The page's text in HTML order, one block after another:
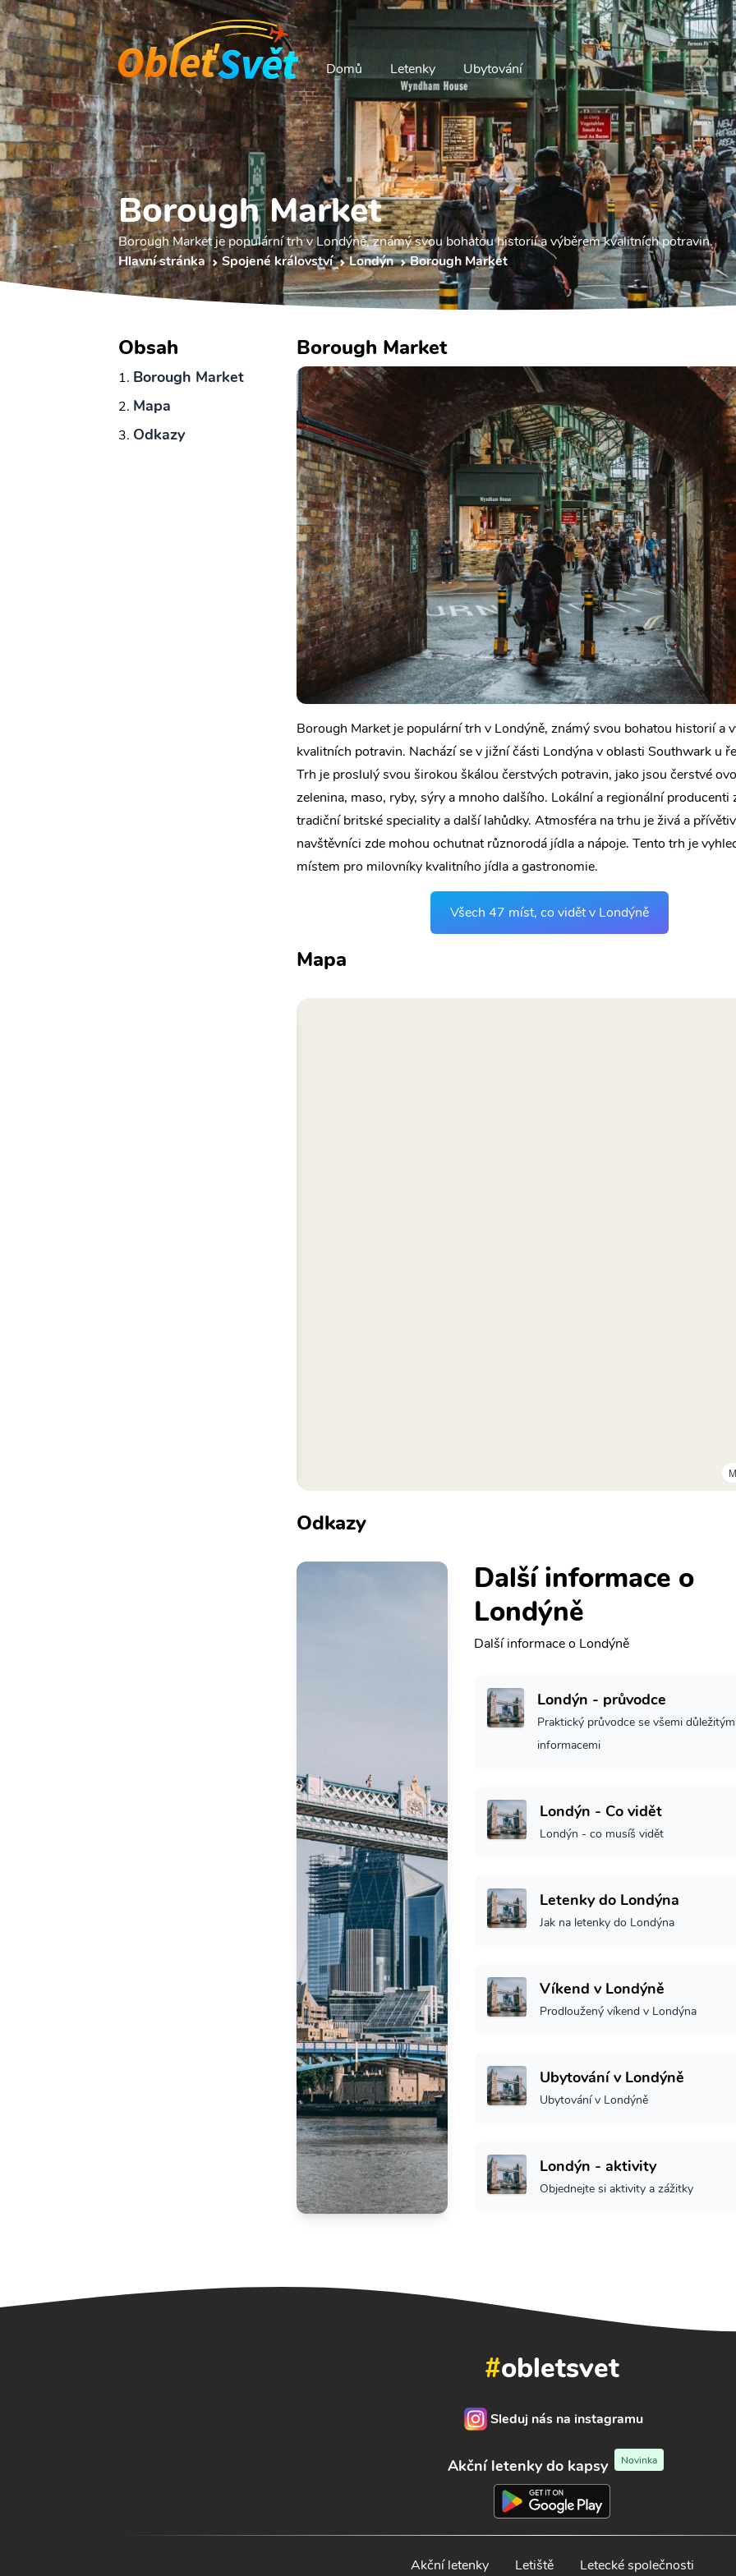
Domů Letenky Ubytování
Borough Market
Borough Market je populární trh v Londýně, známý svou bohatou historií a výběrem kvalitních potravin.
Hlavní stránka
Spojené království Londýn Borough Market
Obsah
Borough Market
Mapa
Odkazy
Borough Market
Borough Market je populární trh v Londýně, známý svou bohatou historií a
kvalitních potravin. Nachází se v jižní části Londýna v oblasti Southwark u
Trh je proslulý svou širokou škálou čerstvých potravin, jako jsou čerstvé
zelenina, maso, ryby, sýry a mnoho dalšího. Lokální a regionální producenti
tradiční britské speciality a další lahůdky. Atmosféra na trhu je živá a
navštěvníci zde mohou ochutnat různorodá jídla a nápoje. Tento trh je
místem pro milovníky kvalitního jídla a gastronomie.
Všech 47 míst, co vidět v Londýně
Mapa
Odkazy
Další informace o
Londýně
Další informace o Londýně
Londýn - průvodce
Praktický průvodce se všemi
informacemi
Londýn - Co vidět
Londýn - co musíš vidět
Letenky do Londýna
Jak na letenky do Londýna
Víkend v Londýně
Prodloužený víkend v Londýna
Ubytování v Londýně
Ubytování v Londýně
Londýn - aktivity
Objednejte si aktivity a zážitky
#obletsvet
Sleduj nás na instagramu
Akční letenky do kapsy Novinka
Akční letenky Letiště Letecké společnosti